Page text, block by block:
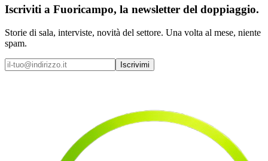
Iscriviti a Fuoricampo, la newsletter del doppiaggio.
Storie di sala, interviste, novità del settore. Una volta al mese, niente
spam.
Iscrivimi